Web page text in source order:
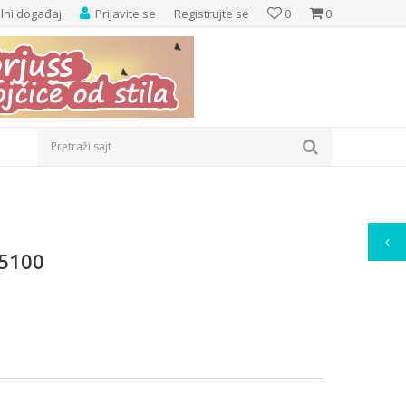
0
0
Prijavite se Registrujte se
događaj
Pretraži sajt